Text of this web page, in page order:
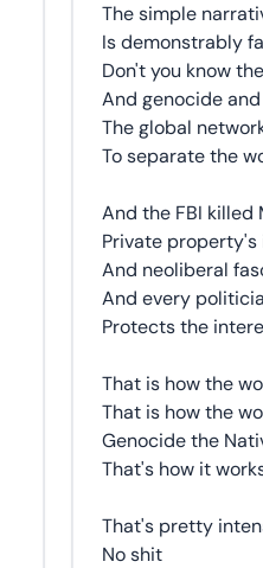
The simple
Is demonstrably
Don't you know
And genocide
The global
To separate the
And the FBI killed
Private
And neoliberal
And every
Protects the
That is how the
That is how the
Genocide the
That's how it
That's pretty
No shit